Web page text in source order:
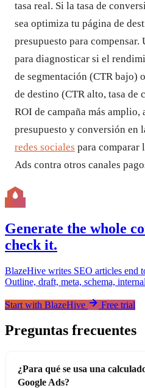
tasa real. Si la tasa de
sea optimiza tu página de
presupuesto para compensar.
para diagnosticar si el
de segmentación (CTR bajo)
de destino (CTR alto, tasa de
ROI de campaña más amplio,
presupuesto y conversión en
redes sociales para comparar
Ads contra otros canales
Generate the whole
check it.
BlazeHive writes SEO articles end
Outline, draft, meta, schema,
Start with BlazeHive Free trial
Preguntas frecuentes
¿Para qué se usa una
Google Ads?